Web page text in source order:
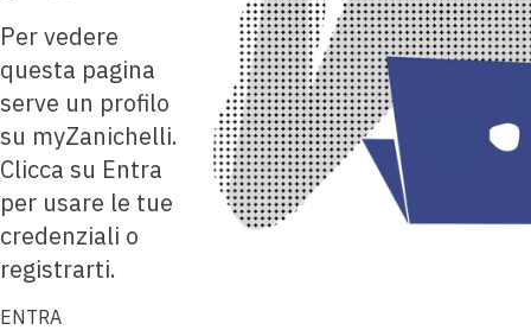
Per vedere
questa pagina
serve un profilo
su myZanichelli.
Clicca su Entra
per usare le tue
credenziali o
registrarti.
ENTRA